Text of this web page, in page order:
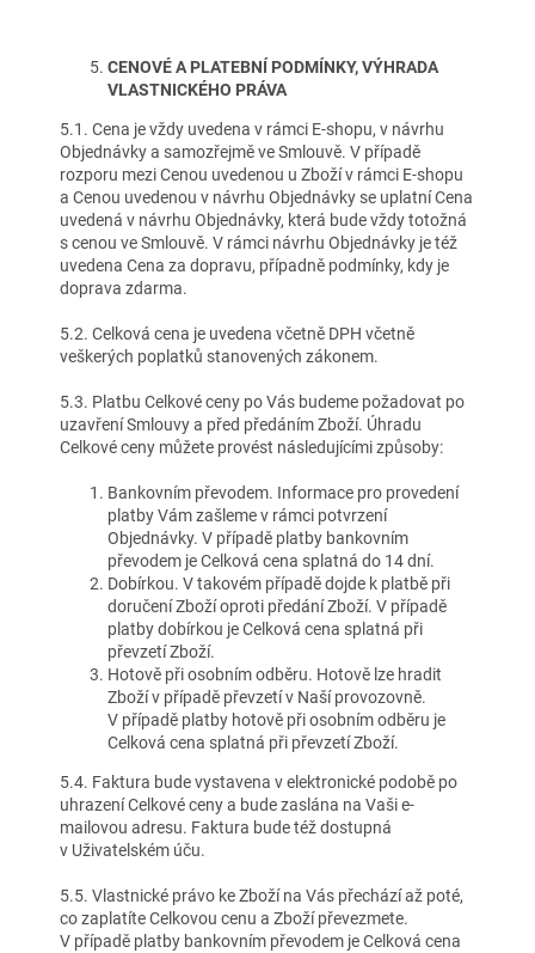
CENOVÉ A PLATEBNÍ PODMÍNKY, VÝHRADA
VLASTNICKÉHO PRÁVA
5.1. Cena je vždy uvedena v rámci E-shopu, v návrhu
Objednávky a samozřejmě ve Smlouvě. V případě
rozporu mezi Cenou uvedenou u Zboží v rámci E-shopu
a Cenou uvedenou v návrhu Objednávky se uplatní Cena
uvedená v návrhu Objednávky, která bude vždy totožná
s cenou ve Smlouvě. V rámci návrhu Objednávky je též
uvedena Cena za dopravu, případně podmínky, kdy je
doprava zdarma.
5.2. Celková cena je uvedena včetně DPH včetně
veškerých poplatků stanovených zákonem.
5.3. Platbu Celkové ceny po Vás budeme požadovat po
uzavření Smlouvy a před předáním Zboží. Úhradu
Celkové ceny můžete provést následujícími způsoby:
Bankovním převodem. Informace pro provedení
platby Vám zašleme v rámci potvrzení
Objednávky. V případě platby bankovním
převodem je Celková cena splatná do 14 dní.
Dobírkou. V takovém případě dojde k platbě při
doručení Zboží oproti předání Zboží. V případě
platby dobírkou je Celková cena splatná při
převzetí Zboží.
Hotově při osobním odběru. Hotově lze hradit
Zboží v případě převzetí v Naší provozovně.
V případě platby hotově při osobním odběru je
Celková cena splatná při převzetí Zboží.
5.4. Faktura bude vystavena v elektronické podobě po
uhrazení Celkové ceny a bude zaslána na Vaši e-
mailovou adresu. Faktura bude též dostupná
v Uživatelském úču.
5.5. Vlastnické právo ke Zboží na Vás přechází až poté,
co zaplatíte Celkovou cenu a Zboží převezmete.
V případě platby bankovním převodem je Celková cena